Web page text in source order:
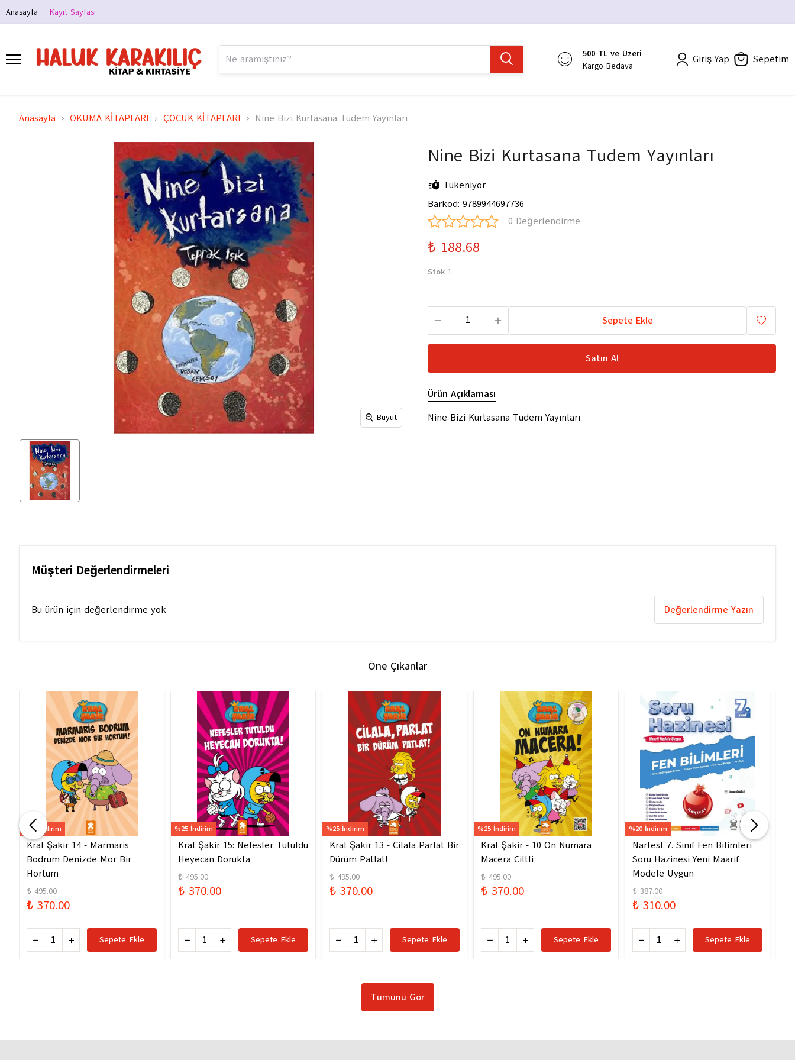
Anasayfa Kayıt Sayfası
500 TL ve Üzeri
Kargo Bedava
Giriş Yap Sepetim
Anasayfa OKUMA KİTAPLARI ÇOCUK KİTAPLARI Nine Bizi Kurtasana Tudem Yayınları
Büyüt
Nine Bizi Kurtasana Tudem Yayınları
Tükeniyor
Barkod:9789944697736
0 Değerlendirme
₺ 188.68
Stok 1
Sepete Ekle
Satın Al
Ürün Açıklaması
Nine Bizi Kurtasana Tudem Yayınları
Müşteri Değerlendirmeleri
Bu ürün için değerlendirme yok Değerlendirme Yazın
Öne Çıkanlar
%25 İndirim
Kral Şakir 14 - Marmaris
Bodrum Denizde Mor Bir
Hortum
₺ 495.00
₺ 370.00
Sepete Ekle
%25 İndirim
Kral Şakir 15: Nefesler Tutuldu
Heyecan Dorukta
₺ 495.00
₺ 370.00
Sepete Ekle
%25 İndirim
Kral Şakir 13 - Cilala Parlat Bir
Dürüm Patlat!
₺ 495.00
₺ 370.00
Sepete Ekle
%25 İndirim
Kral Şakir - 10 On Numara
Macera Ciltli
₺ 495.00
₺ 370.00
Sepete Ekle
%20 İndirim
Nartest 7. Sınıf Fen Bilimleri
Soru Hazinesi Yeni Maarif
Modele Uygun
₺ 387.00
₺ 310.00
Sepete Ekle
Tümünü Gör